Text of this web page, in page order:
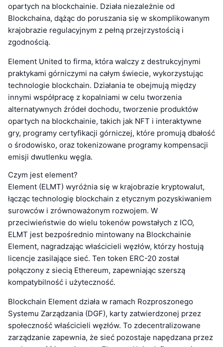
opartych na blockchainie. Działa niezależnie od
Blockchaina, dążąc do poruszania się w skomplikowanym
krajobrazie regulacyjnym z pełną przejrzystością i
zgodnością.
Element United to firma, która walczy z destrukcyjnymi
praktykami górniczymi na całym świecie, wykorzystując
technologie blockchain. Działania te obejmują między
innymi współpracę z kopalniami w celu tworzenia
alternatywnych źródeł dochodu, tworzenie produktów
opartych na blockchainie, takich jak NFT i interaktywne
gry, programy certyfikacji górniczej, które promują dbałość
o środowisko, oraz tokenizowane programy kompensacji
emisji dwutlenku węgla.
Czym jest element?
Element (ELMT) wyróżnia się w krajobrazie kryptowalut,
łącząc technologię blockchain z etycznym pozyskiwaniem
surowców i zrównoważonym rozwojem. W
przeciwieństwie do wielu tokenów powstałych z ICO,
ELMT jest bezpośrednio mintowany na Blockchainie
Element, nagradzając właścicieli węzłów, którzy hostują
licencje zasilające sieć. Ten token ERC-20 został
połączony z siecią Ethereum, zapewniając szerszą
kompatybilność i użyteczność.
Blockchain Element działa w ramach Rozproszonego
Systemu Zarządzania (DGF), karty zatwierdzonej przez
społeczność właścicieli węzłów. To zdecentralizowane
zarządzanie zapewnia, że sieć pozostaje napędzana przez